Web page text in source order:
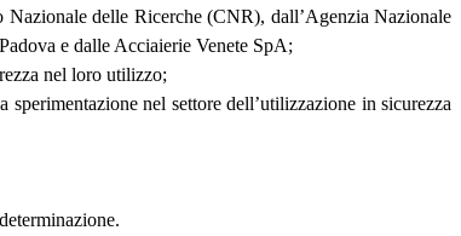
delle Ricerche (CNR), dall’Agenzia Nazionale
e dalle Acciaierie Venete SpA;
nel loro utilizzo;
nel settore dell’utilizzazione in sicurezza